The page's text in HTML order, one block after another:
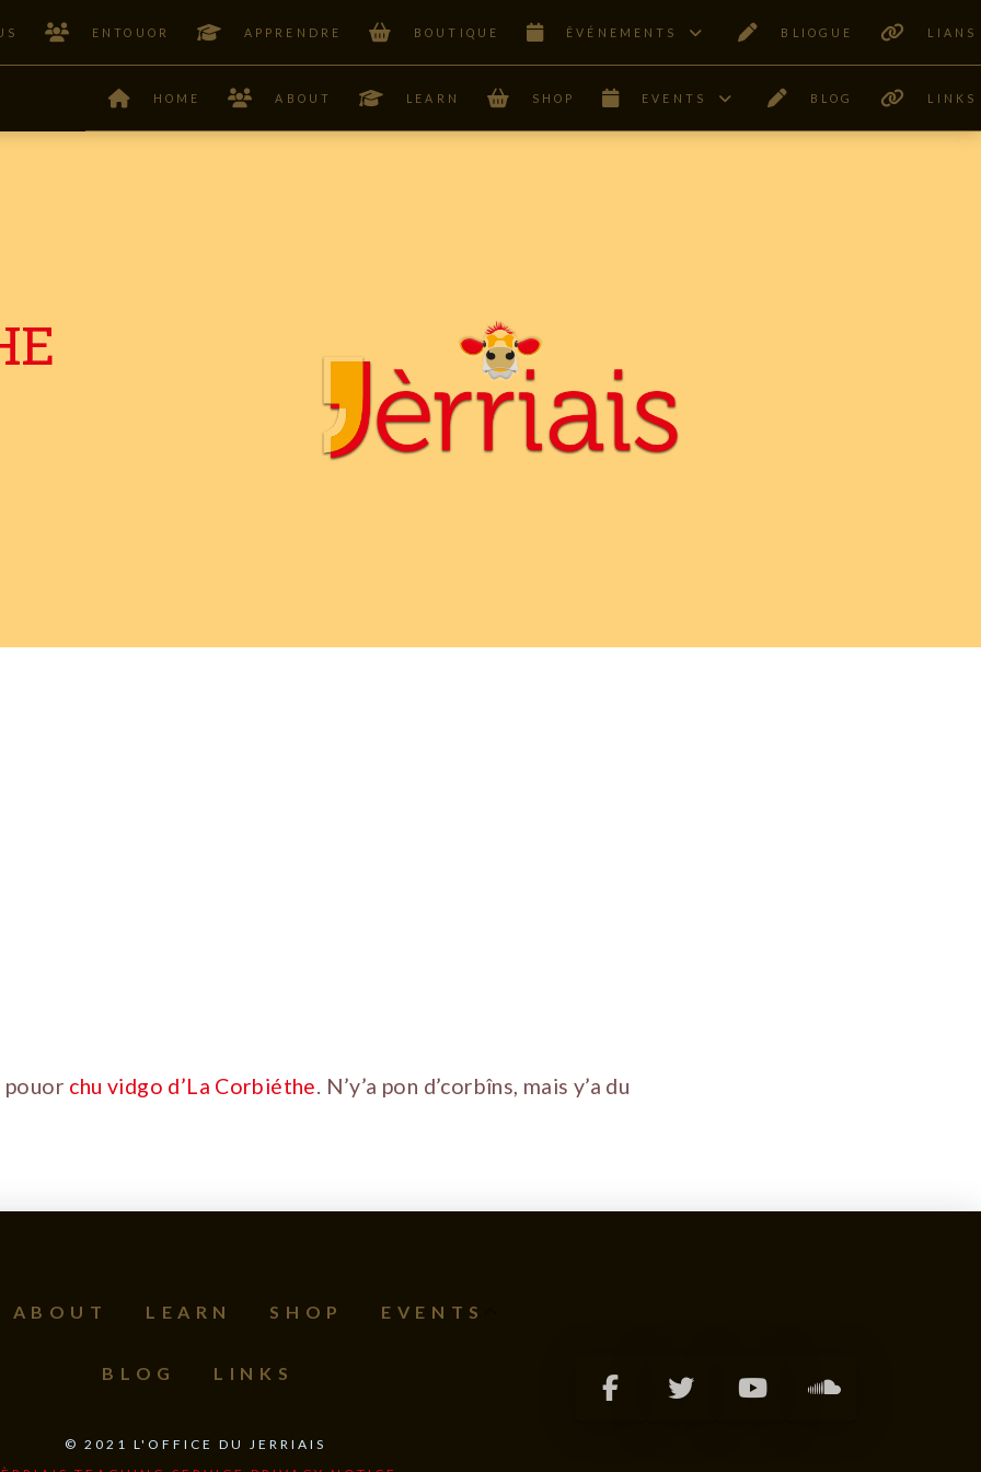
ENTOUOR APPRENDRE BOUTIQUE ÊVÉNEMENTS BLIOGUE LIANS
HOME ABOUT LEARN SHOP EVENTS BLOG LINKS
pouor chu vidgo d’La Corbiéthe. N’y’a pon d’corbîns, mais y’a du
ABOUT LEARN SHOP EVENTS
BLOG LINKS
© 2021
L'OFFICE DU JERRIAIS